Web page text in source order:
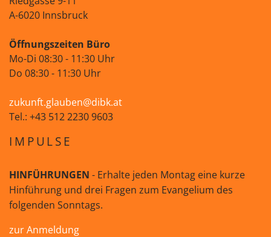
A-6020 Innsbruck
Öffnungszeiten Büro
Mo-Di 08:30 - 11:30 Uhr
Do 08:30 - 11:30 Uhr
zukunft.glauben@dibk.at
Tel.: +43 512 2230 9603
IMPULSE
HINFÜHRUNGEN - Erhalte jeden Montag eine kurze
Hinführung und drei Fragen zum Evangelium des
folgenden Sonntags.
zur Anmeldung